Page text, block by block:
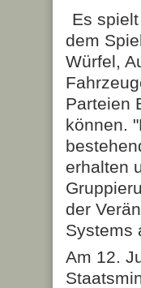
Es
dem
Würfel,
Parteien
können.
erhalten
der
Systems
Am 12.